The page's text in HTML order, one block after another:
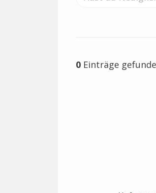
0 Einträge